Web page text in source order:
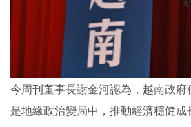
今周刊董事長謝金河認為，越南政府
是地緣政治變局中，推動經濟穩健成